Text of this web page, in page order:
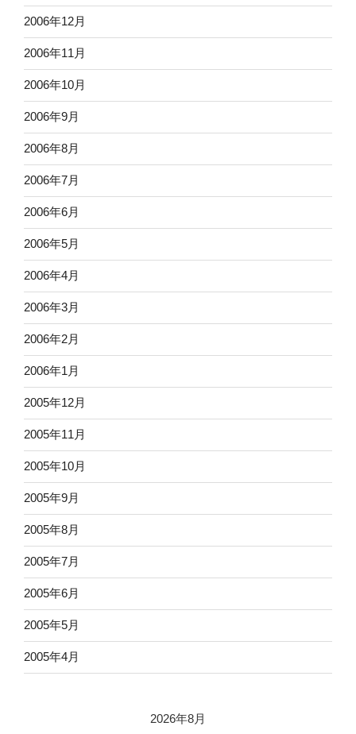
2006年12月
2006年11月
2006年10月
2006年9月
2006年8月
2006年7月
2006年6月
2006年5月
2006年4月
2006年3月
2006年2月
2006年1月
2005年12月
2005年11月
2005年10月
2005年9月
2005年8月
2005年7月
2005年6月
2005年5月
2005年4月
2026年8月